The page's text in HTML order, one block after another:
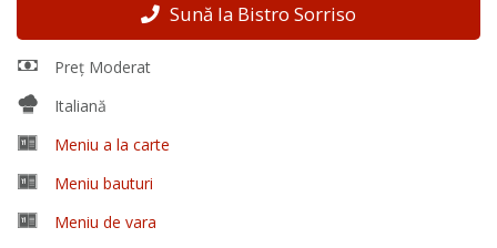
Sună la Bistro Sorriso
Preț Moderat
Italiană
Meniu a la carte
Meniu bauturi
Meniu de vara